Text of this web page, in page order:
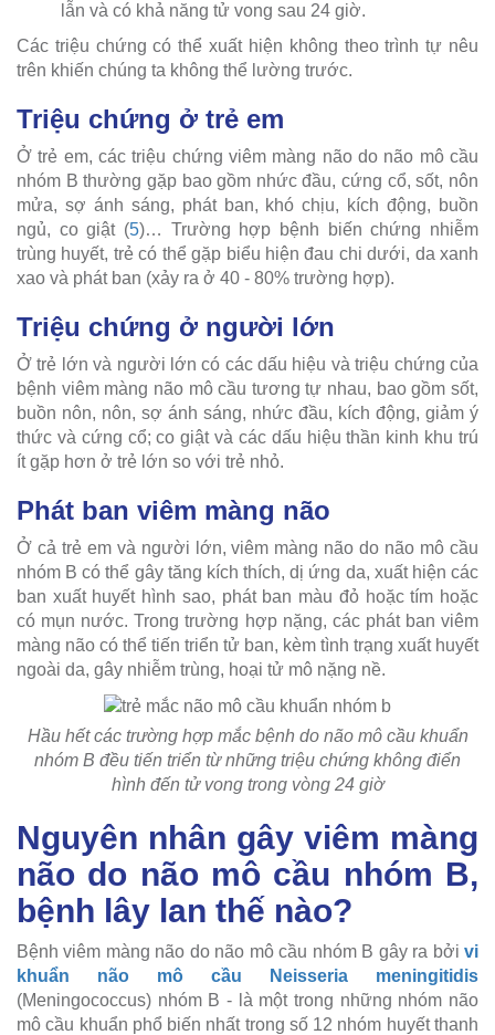
lẫn và có khả năng tử vong sau 24 giờ.
Các triệu chứng có thể xuất hiện không theo trình tự nêu
trên khiến chúng ta không thể lường trước.
Triệu chứng ở trẻ em
Ở trẻ em, các triệu chứng viêm màng não do não mô cầu
nhóm B thường gặp bao gồm nhức đầu, cứng cổ, sốt, nôn
mửa, sợ ánh sáng, phát ban, khó chịu, kích động, buồn
ngủ, co giật (5)… Trường hợp bệnh biến chứng nhiễm
trùng huyết, trẻ có thể gặp biểu hiện đau chi dưới, da xanh
xao và phát ban (xảy ra ở 40 - 80% trường hợp).
Triệu chứng ở người lớn
Ở trẻ lớn và người lớn có các dấu hiệu và triệu chứng của
bệnh viêm màng não mô cầu tương tự nhau, bao gồm sốt,
buồn nôn, nôn, sợ ánh sáng, nhức đầu, kích động, giảm ý
thức và cứng cổ; co giật và các dấu hiệu thần kinh khu trú
ít gặp hơn ở trẻ lớn so với trẻ nhỏ.
Phát ban viêm màng não
Ở cả trẻ em và người lớn, viêm màng não do não mô cầu
nhóm B có thể gây tăng kích thích, dị ứng da, xuất hiện các
ban xuất huyết hình sao, phát ban màu đỏ hoặc tím hoặc
có mụn nước. Trong trường hợp nặng, các phát ban viêm
màng não có thể tiến triển tử ban, kèm tình trạng xuất huyết
ngoài da, gây nhiễm trùng, hoại tử mô nặng nề.
Hầu hết các trường hợp mắc bệnh do não mô cầu khuẩn
nhóm B đều tiến triển từ những triệu chứng không điển
hình đến tử vong trong vòng 24 giờ
Nguyên nhân gây viêm màng
não do não mô cầu nhóm B,
bệnh lây lan thế nào?
Bệnh viêm màng não do não mô cầu nhóm B gây ra bởi vi
khuẩn não mô cầu Neisseria meningitidis
(Meningococcus) nhóm B - là một trong những nhóm não
mô cầu khuẩn phổ biến nhất trong số 12 nhóm huyết thanh